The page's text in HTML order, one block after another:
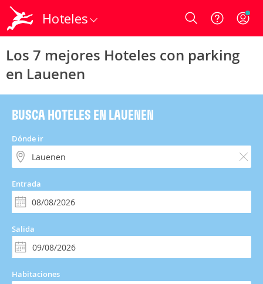
Hoteles Login
Los 7 mejores Hoteles con parking
en Lauenen
BUSCA HOTELES EN LAUENEN
Dónde ir
Entrada
Salida
Habitaciones